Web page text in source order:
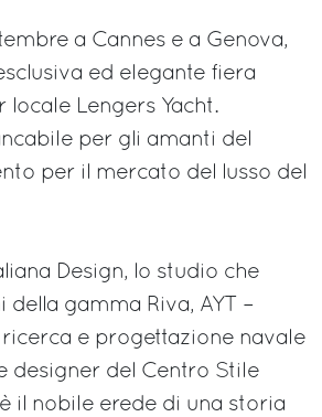
a Cannes e a Genova,
ed elegante fiera
locale Lengers Yacht.
per gli amanti del
per il mercato del lusso del
Design, lo studio che
gamma Riva, AYT –
e progettazione navale
designer del Centro Stile
il nobile erede di una storia